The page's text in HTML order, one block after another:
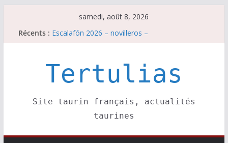
samedi, août 8, 2026
Récents : Escalafón 2026 – novilleros –
Les brèves du vendredi 7 août
Escalafón 2026 – matadors de toros-
Tertulias
Site taurin français, actualités
taurines